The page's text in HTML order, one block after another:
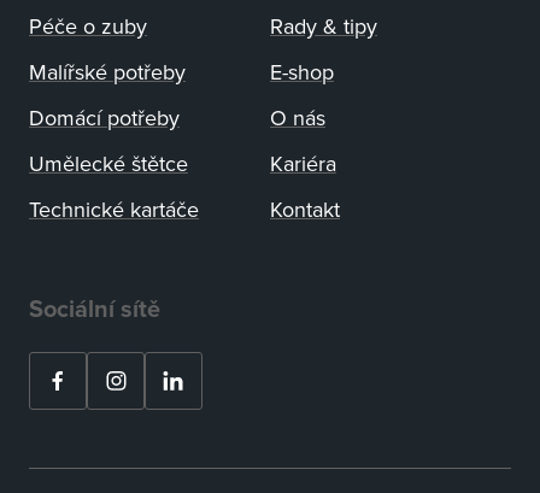
Péče o zuby
Malířské potřeby
Domácí potřeby
Umělecké štětce
Technické kartáče
Rady & tipy
E-shop
O nás
Kariéra
Kontakt
Sociální sítě